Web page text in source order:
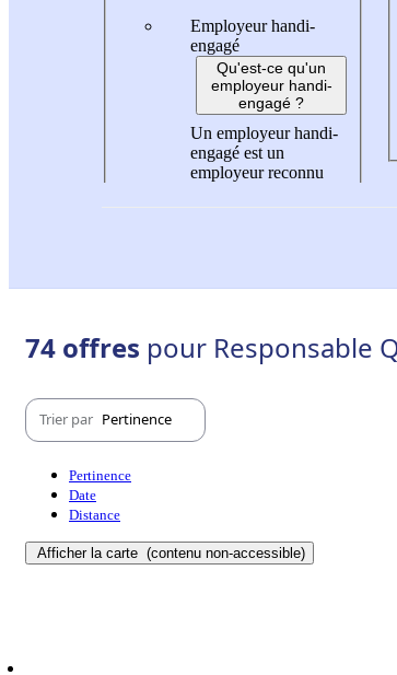
Employeur handi-
engagé
Qu'est-ce qu'un
employeur handi-
engagé ?
Un employeur handi-
engagé est un
employeur reconnu
74 offres pour Responsable
Trier par Pertinence
Pertinence
Date
Distance
Afficher la carte (contenu non-accessible)